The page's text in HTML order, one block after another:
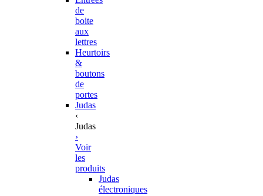
de
boite
aux
lettres
Heurtoirs
&
boutons
de
portes
Judas
‹
Judas
›
Voir
les
produits
Judas
électroniques